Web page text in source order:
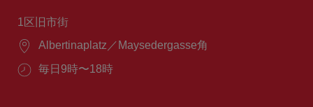
1区旧市街
場
Albertinaplatz／Maysedergasse角
営
毎日9時〜18時